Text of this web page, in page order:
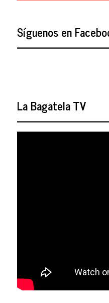
Síguenos en
La Bagatela TV